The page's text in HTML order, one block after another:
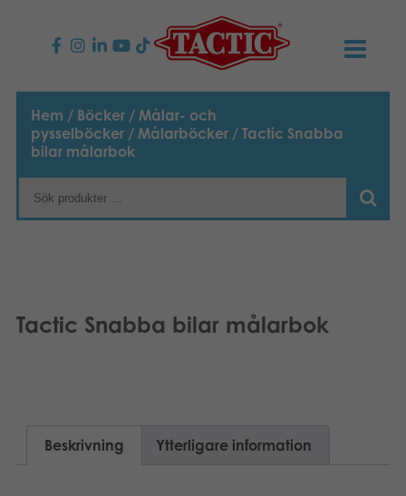
PRODUKTER
Barnspel
Familjespel
Pussel
NYHETER
TACTIC
Vår berättelse
Göra en reklamation
Länkar och sidor
Hem / Böcker / Målar- och
pysselböcker / Målarböcker / Tactic Snabba
bilar målarbok
Tactic Snabba bilar målarbok
Beskrivning Ytterligare information